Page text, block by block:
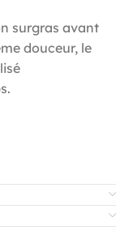
surgras avant
douceur, le